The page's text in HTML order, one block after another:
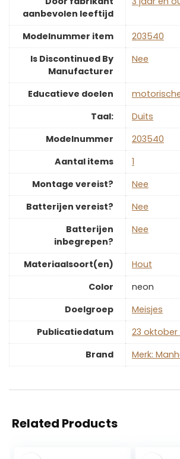
aanbevolen leeftijd
Modelnummer item
‎203540
Is Discontinued By
Manufacturer
‎Nee
Educatieve doelen
Taal:
‎Duits
Modelnummer
‎203540
Aantal items
‎1
Montage vereist?
‎Nee
Batterijen vereist?
‎Nee
Batterijen
inbegrepen?
‎Nee
Materiaalsoort(en)
‎Hout
Color
‎neon
Doelgroep
‎Meisjes
Publicatiedatum
‎23 oktober
Brand
Merk:
Related Products